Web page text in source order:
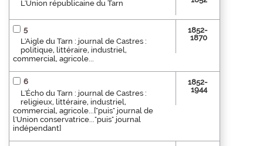
L'Union républicaine du Tarn
5
L'Aigle du Tarn : journal de Castres :
politique, littéraire, industriel,
commercial, agricole...
1852-
1870
6
L'Écho du Tarn : journal de Castres :
religieux, littéraire, industriel,
commercial, agricole...["puis" journal de
l'Union conservatrice..."puis" journal
indépendant]
1852-
1944